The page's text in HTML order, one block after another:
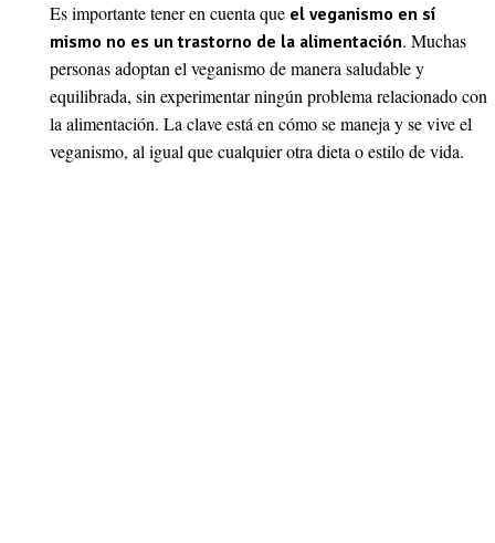
Es importante tener en cuenta queel veganismo en sí
mismo no es un trastorno de la alimentación. Muchas
personas adoptan el veganismo de manera saludable y
equilibrada, sin experimentar ningún problema relacionado con
la alimentación. La clave está en cómo se maneja y se vive el
veganismo, al igual que cualquier otra dieta o estilo de vida.